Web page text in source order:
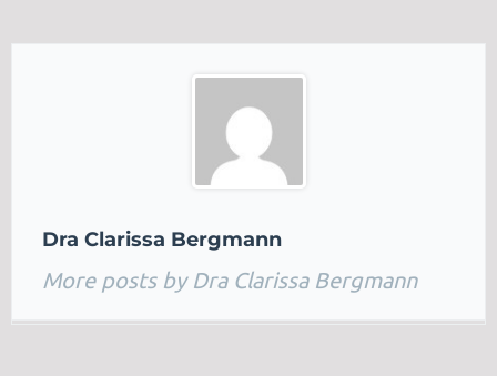
Dra Clarissa Bergmann
More posts by Dra Clarissa Bergmann